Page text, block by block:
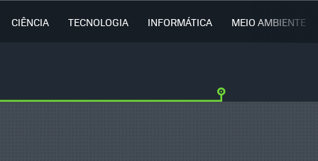
CIÊNCIA TECNOLOGIA INFORMÁTICA MEIO AMBIENTE